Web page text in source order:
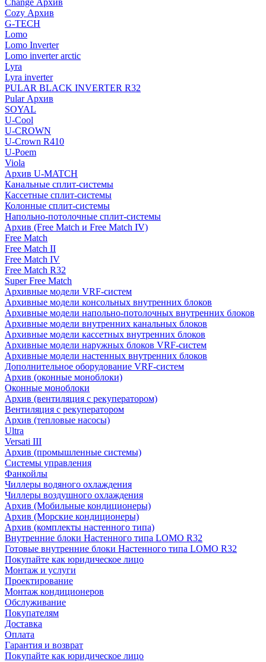
Change Архив
Cozy Архив
G-TECH
Lomo
Lomo Inverter
Lomo inverter arctic
Lyra
Lyra inverter
PULAR BLACK INVERTER R32
Pular Архив
SOYAL
U-Cool
U-CROWN
U-Crown R410
U-Poem
Viola
Архив U-MATCH
Канальные сплит-системы
Кассетные сплит-системы
Колонные сплит-системы
Напольно-потолочные сплит-системы
Архив (Free Match и Free Match IV)
Free Match
Free Match II
Free Match IV
Free Match R32
Super Free Match
Архивные модели VRF-систем
Архивные модели консольных внутренних блоков
Архивные модели напольно-потолочных внутренних блоков
Архивные модели внутренних канальных блоков
Архивные модели кассетных внутренних блоков
Архивные модели наружных блоков VRF-систем
Архивные модели настенных внутренних блоков
Дополнительное оборудование VRF-систем
Архив (оконные моноблоки)
Оконные моноблоки
Архив (вентиляция с рекуператором)
Вентиляция с рекуператором
Архив (тепловые насосы)
Ultra
Versati III
Архив (промышленные системы)
Системы управления
Фанкойлы
Чиллеры водяного охлаждения
Чиллеры воздушного охлаждения
Архив (Мобильные кондиционеры)
Архив (Морские кондиционеры)
Архив (комплекты настенного типа)
Внутренние блоки Настенного типа LOMO R32
Готовые внутренние блоки Настенного типа LOMO R32
Покупайте как юридическое лицо
Монтаж и услуги
Проектирование
Монтаж кондиционеров
Обслуживание
Покупателям
Доставка
Оплата
Гарантия и возврат
Покупайте как юридическое лицо